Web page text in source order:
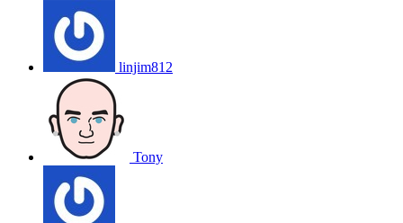
linjim812
Tony